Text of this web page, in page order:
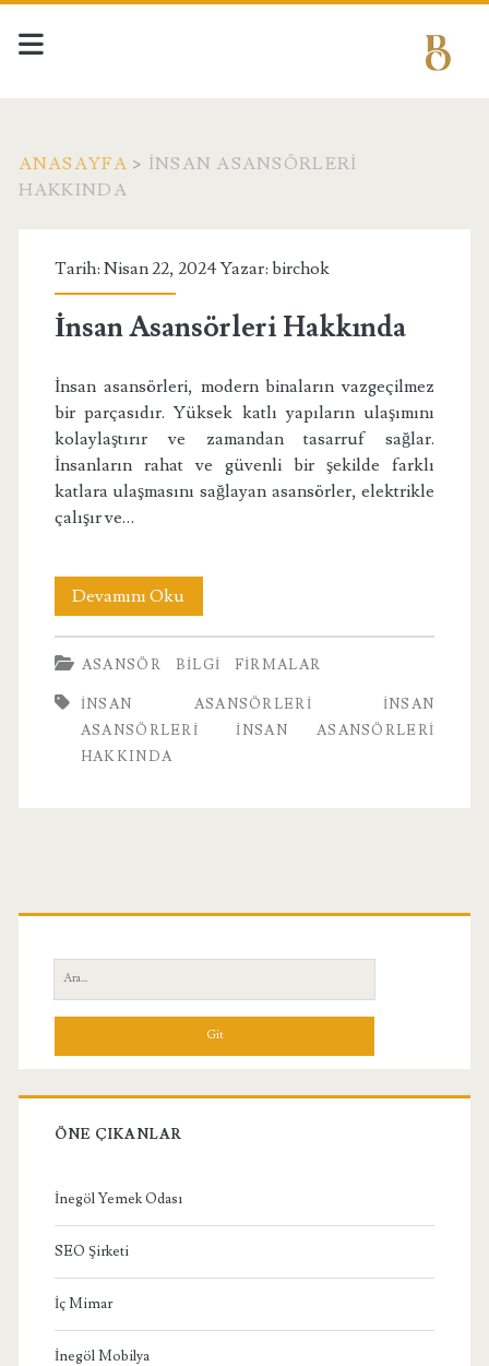
ANASAYFA > İNSAN ASANSÖRLERI
HAKKINDA
Etiket:
<span>İnsan
Hakkında</span>
Tarih: Nisan 22, 2024 Yazar: birchok
İnsan Asansörleri Hakkında
İnsan asansörleri, modern binaların vazgeçilmez
bir parçasıdır. Yüksek katlı yapıların ulaşımını
kolaylaştırır ve zamandan tasarruf sağlar.
İnsanların rahat ve güvenli bir şekilde farklı
katlara ulaşmasını sağlayan asansörler, elektrikle
çalışır ve…
Devamını Oku
Asansörleri
Hakkında
ASANSÖR BILGI FIRMALAR
INSAN ASANSÖRLERI
İNSAN
ASANSÖRLERI
İNSAN ASANSÖRLERI
HAKKINDA
Birincil
Yan
Menü
Ara:
ÖNE ÇIKANLAR
İnegöl Yemek Odası
SEO Şirketi
İç Mimar
İnegöl Mobilya